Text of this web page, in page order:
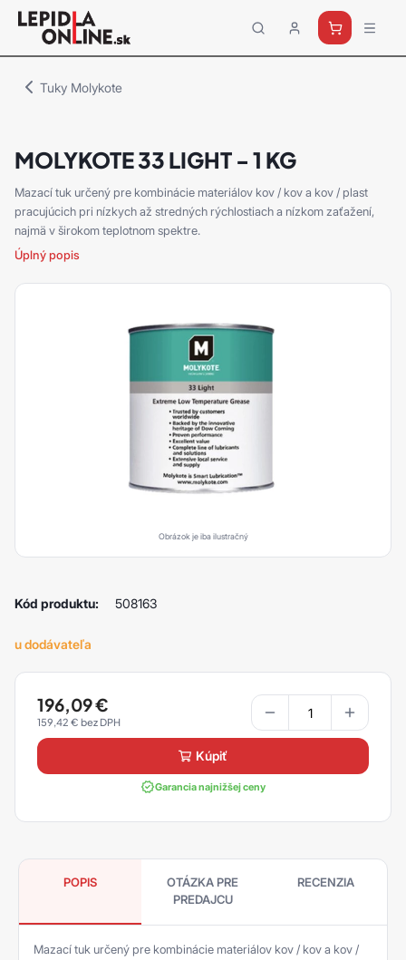
Priemyselné
lepidlá
Tuky Molykote
MOLYKOTE 33 LIGHT - 1 KG
Mazací tuk určený pre kombinácie materiálov kov / kov a kov / plast
pracujúcich pri nízkych až stredných rýchlostiach a nízkom zaťažení,
najmä v širokom teplotnom spektre.
Úplný popis
Obrázok je iba ilustračný
Kód produktu: 508163
u dodávateľa
196,09€
159,42 €
kúpiť
Garancia najnižšej ceny
POPIS
OTÁZKA PRE
PREDAJCU
RECENZIA
Mazací tuk určený pre kombinácie materiálov kov / kov a kov /